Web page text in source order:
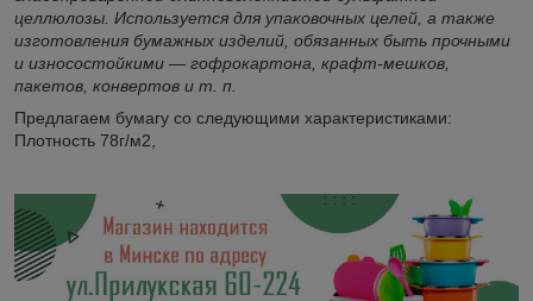
целлюлозы. Используется для упаковочных целей, а также
изготовления бумажных изделий, обязанных быть прочными
и износостойкими — гофрокартона, крафт-мешков,
пакетов, конвертов и т. п.
Предлагаем бумагу со следующими характеристиками:
Плотность 78г/м2,